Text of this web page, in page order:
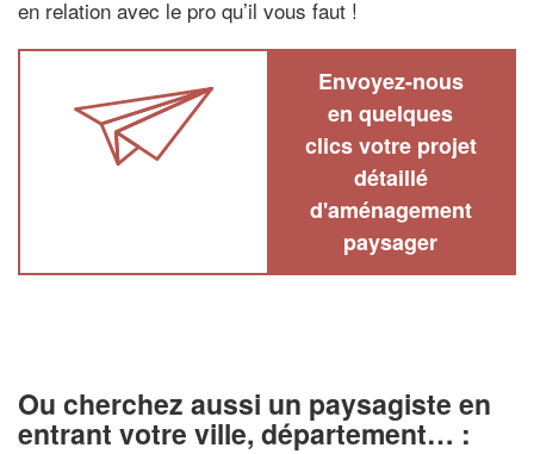
en relation avec le pro qu’il vous faut !
Envoyez-nous
en quelques
clics votre projet
détaillé
d'aménagement
paysager
Ou cherchez aussi un paysagiste en
entrant votre ville, département… :